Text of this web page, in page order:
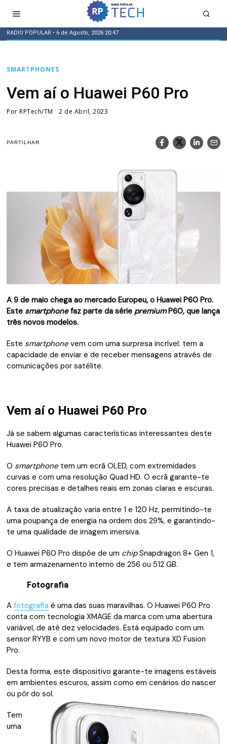
RADIO POPULAR • 6 de Agosto, 2026 20:47
SMARTPHONES
Vem aí o Huawei P60 Pro
PorRPTech/TM 2 de Abril, 2023
PARTILHAR
A 9 de maio chega ao mercado Europeu, o Huawei P60 Pro.
Este smartphonefaz parte da série premiumP60, que lança
três novos modelos.
Este smartphone vem com uma surpresa incrível: tem a
capacidade de enviar e de receber mensagens através de
comunicações por satélite.
Vem aí o Huawei P60 Pro
Já se sabem algumas características interessantes deste
Huawei P60 Pro.
O smartphone tem um ecrã OLED, com extremidades
curvas e com uma resolução Quad HD. O ecrã garante-te
cores precisas e detalhes reais em zonas claras e escuras.
A taxa de atualização varia entre 1 e 120 Hz, permitindo-te
uma poupança de energia na ordem dos 29%, e garantindo-
te uma qualidade de imagem imersiva.
O Huawei P60 Pro dispõe de um chipSnapdragon 8+ Gen 1,
e tem armazenamento interno de 256 ou 512 GB.
Fotografia
Afotografia é uma das suas maravilhas. O Huawei P60 Pro
conta com tecnologia XMAGE da marca com uma abertura
variável, de até dez velocidades. Está equipado com um
sensor RYYB e com um novo motor de textura XD Fusion
Pro.
Desta forma, este dispositivo garante-te imagens estáveis
em ambientes escuros, assim como em cenários do nascer
ou pôr do sol.
Tem
uma